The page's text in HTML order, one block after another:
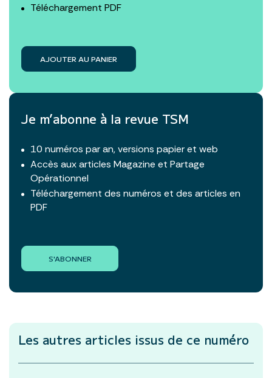
Téléchargement PDF
AJOUTER AU PANIER
Je m’abonne à la revue TSM
10 numéros par an, versions papier et web
Accès aux articles Magazine et Partage
Opérationnel
Téléchargement des numéros et des articles en
PDF
S'ABONNER
Les autres articles issus de ce numéro